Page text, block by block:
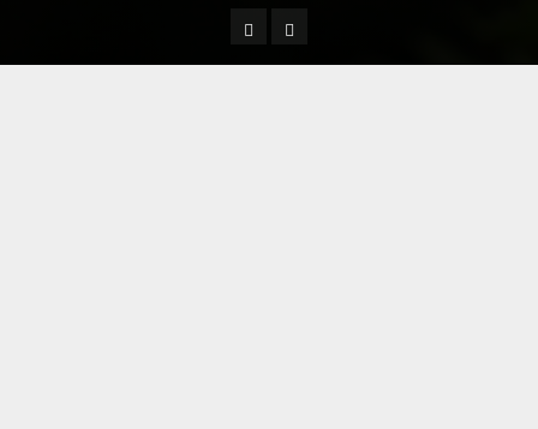
¿ Quién soy…?
Más información sobre las